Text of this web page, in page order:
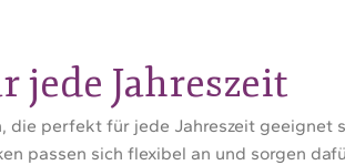
Jahreszeit
perfekt für jede Jahreszeit geeignet
passen sich flexibel an und sorgen